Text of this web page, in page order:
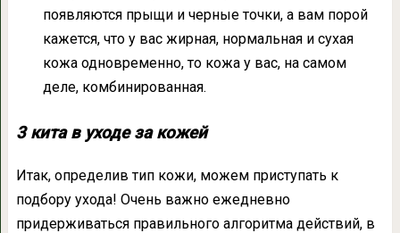
появляются прыщи и черные точки, а вам порой
кажется, что у вас жирная, нормальная и сухая
кожа одновременно, то кожа у вас, на самом
деле, комбинированная.
3 кита в уходе за кожей
Итак, определив тип кожи, можем приступать к
подбору ухода! Очень важно ежедневно
придерживаться правильного алгоритма действий, в